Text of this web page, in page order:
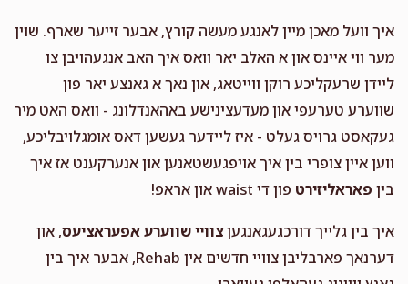
איך וועל מאכן מיין לאנגע מעשה קורץ, אבער זייער שארף. שוין
מער ווי איינס און א האלב יאר וואס איך האב אנגעהויבן צו
ליידן שרעקליכע רוקן ווייטאג, און נאך א גאנצע יאר פון
שווערע טערעפי און מעדעצינישע באהאנדלונג - וואס האט מיר
געקאסט גרויס געלט - איז ליידער געשען דאס אומגלויבליכע,
ווען איין צופרי בין איך אויפגעשטאנען און אנערקענט אז איך
בין פאראליזירט פון די waist און אראפ!
איך בין גלייך דורכגעגאנגעןצוויי שווערע אפעראציעס, און
דערנאך פארבליבן צוויי חדשים אין Rehab, אבער איך בין